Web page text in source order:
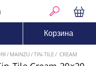
Корзина
MAINZU TIN-TILE CREAM